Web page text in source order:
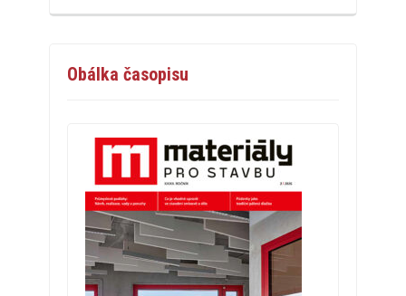
Obálka časopisu